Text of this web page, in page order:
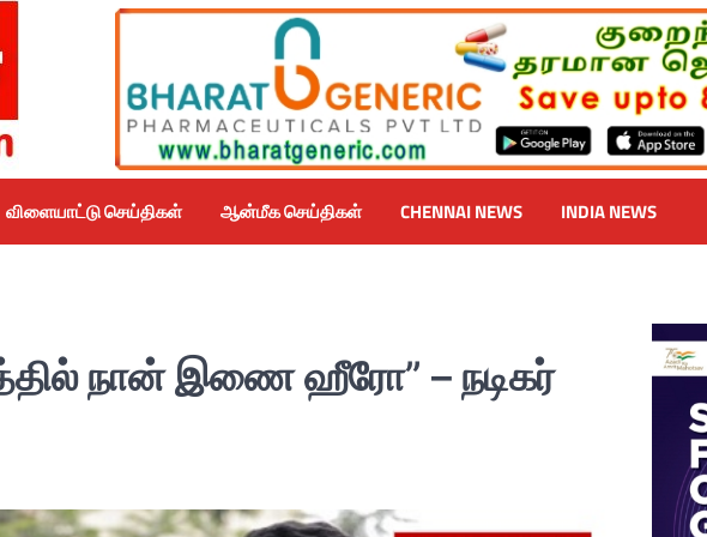
விளையாட்டு செய்திகள் ஆன்மீக செய்திகள் CHENNAI NEWS INDIA NEWS
நான் இணை ஹீரோ” – நடிகர்